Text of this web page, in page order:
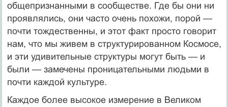
общепризнанными в сообществе. Где бы они ни
проявлялись, они часто очень похожи, порой —
почти тождественны, и этот факт просто говорит
нам, что мы живем в структурированном Космосе,
и эти удивительные структуры могут быть — и
были — замечены проницательными людьми в
почти каждой культуре.
Каждое более высокое измерение в Великом